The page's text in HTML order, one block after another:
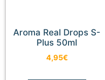
Aroma Real Drops S-
Plus 50ml
4,95€